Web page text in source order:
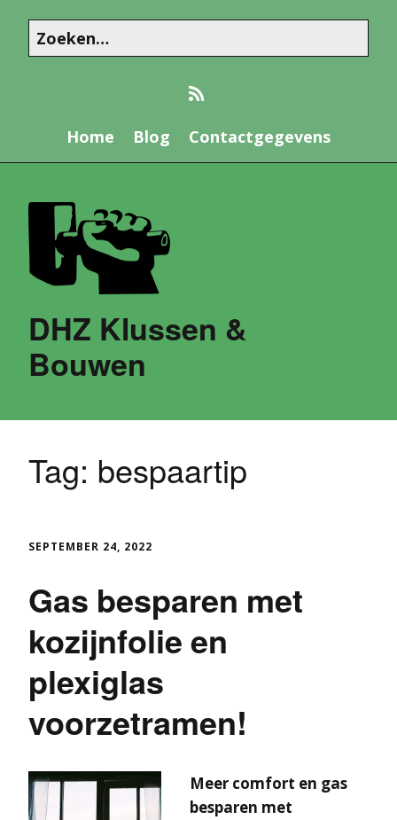
Home Blog Contactgegevens
DHZ Klussen &
Bouwen
Tag: bespaartip
SEPTEMBER 24, 2022
Gas besparen met
kozijnfolie en
plexiglas
voorzetramen!
Meer comfort en gas
besparen met